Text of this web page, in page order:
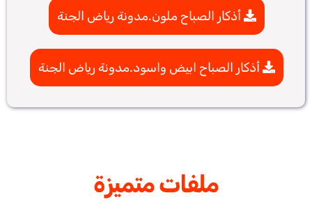
أذكار الصباح ملون.مدونة رياض الجنة
أذكار الصباح ابيض واسود.مدونة رياض الجنة
ملفات متميزة